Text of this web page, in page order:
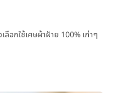
ลือกใช้เศษผ้าฝ้าย 100% เก่าๆ